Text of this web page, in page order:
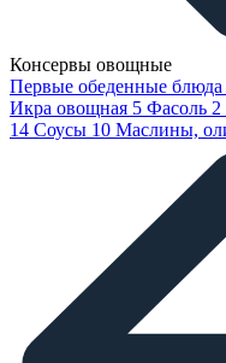
Консервы овощные
Первые обеденные блюда
Икра овощная 5 Фасоль 2
14 Соусы 10 Маслины,